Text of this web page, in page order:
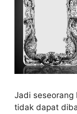
Jadi seseorang
tidak dapat